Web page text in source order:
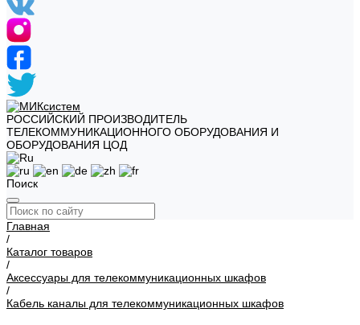
РОССИЙСКИЙ ПРОИЗВОДИТЕЛЬ
ТЕЛЕКОММУНИКАЦИОННОГО ОБОРУДОВАНИЯ И
ОБОРУДОВАНИЯ ЦОД
Поиск
Главная
/
Каталог товаров
/
Аксессуары для телекоммуникационных шкафов
/
Кабель каналы для телекоммуникационных шкафов